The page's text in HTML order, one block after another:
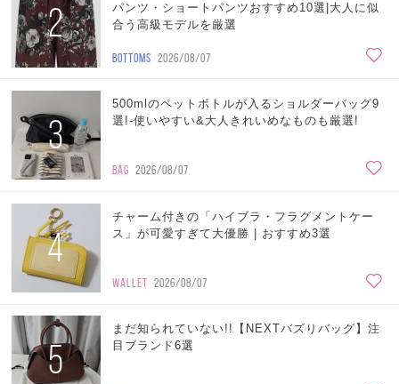
2
パンツ・ショートパンツおすすめ10選|大人に似
合う高級モデルを厳選
BOTTOMS 2026/08/07
3
500mlのペットボトルが入るショルダーバッグ9
選!-使いやすい&大人きれいめなものも厳選!
BAG 2026/08/07
4
チャーム付きの「ハイブラ・フラグメントケー
ス」が可愛すぎて大優勝 | おすすめ3選
WALLET 2026/08/07
5
まだ知られていない!!【NEXTバズりバッグ】注
目ブランド6選